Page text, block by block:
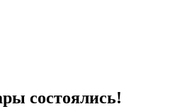
состоялись!